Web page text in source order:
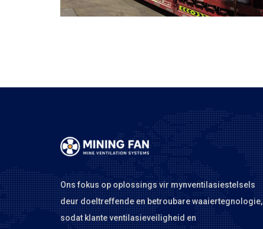
Versending: Groot Industriële Sentrifugale Waaier | BOFENG Gevallestudie
Ons fokus op oplossings vir mynventilasiestelsels
deur doeltreffende en betroubare waaiertegnologie,
sodat klante ventilasieveiligheid en